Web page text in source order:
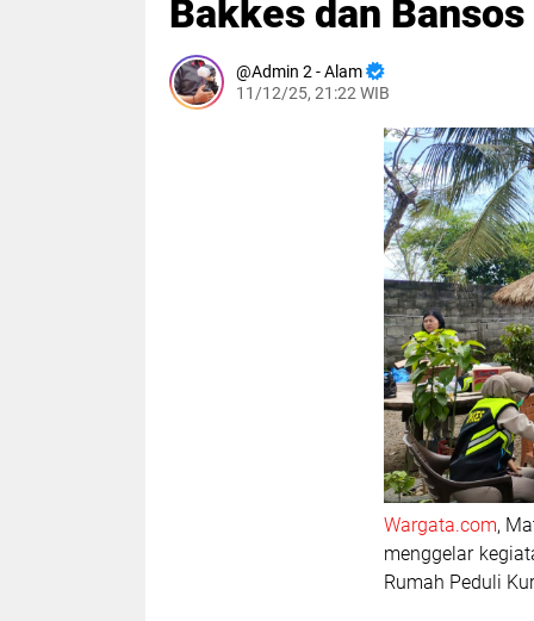
Bakkes dan Bansos
Admin 2 - Alam
11/12/25, 21:22 WIB
Wargata.com,
menggelar
Rumah Peduli